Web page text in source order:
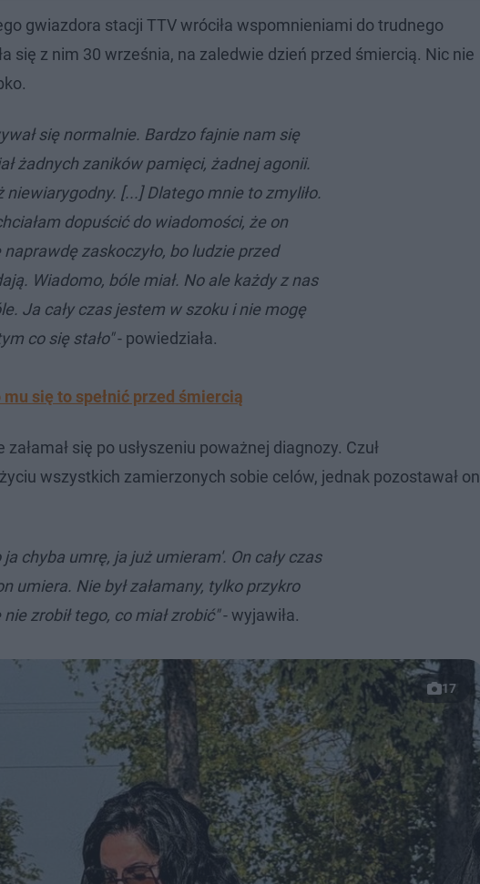
gwiazdora stacji TTV wróciła wspomnieniami do trudnego
się z nim 30 września, na zaledwie dzień przed śmiercią. Nic nie
się normalnie. Bardzo fajnie nam się
żadnych zaników pamięci, żadnej agonii.
niewiarygodny. [...] Dlatego mnie to zmyliło.
dopuścić do wiadomości, że on
zaskoczyło, bo ludzie przed
Wiadomo, bóle miał. No ale każdy z nas
Ja cały czas jestem w szoku i nie mogę
co się stało"- powiedziała.
się to spełnić przed śmiercią
się po usłyszeniu poważnej diagnozy. Czuł
wszystkich zamierzonych sobie celów, jednak pozostawał on
ja chyba umrę, ja już umieram'. On cały czas
umiera. Nie był załamany, tylko przykro
zrobił tego, co miał zrobić"- wyjawiła.
17